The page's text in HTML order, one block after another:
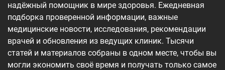
надёжный помощник в мире здоровья. Ежедневная
подборка проверенной информации, важные
медицинские новости, исследования, рекомендации
врачей и обновления из ведущих клиник. Тысячи
статей и материалов собраны в одном месте, чтобы вы
могли экономить своё время и получать только самое